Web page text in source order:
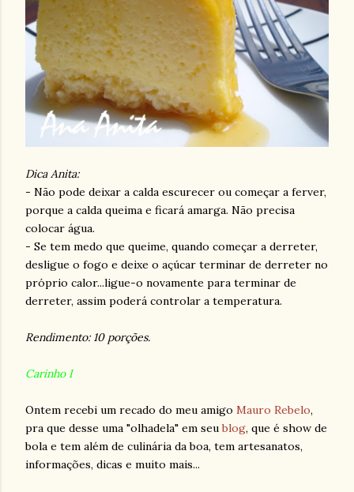
Dica Anita:
- Não pode deixar a calda escurecer ou começar a ferver,
porque a calda queima e ficará amarga. Não precisa
colocar água.
- Se tem medo que queime, quando começar a derreter,
desligue o fogo e deixe o açúcar terminar de derreter no
próprio calor...ligue-o novamente para terminar de
derreter, assim poderá controlar a temperatura.
Rendimento: 10 porções.
Carinho I
Ontem recebi um recado do meu amigo Mauro Rebelo,
pra que desse uma "olhadela" em seublog, que é show de
bola e tem além de culinária da boa, tem artesanatos,
informações, dicas e muito mais...